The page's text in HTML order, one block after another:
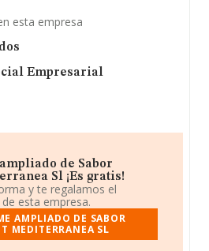
esta empresa
Empresarial
de Sabor
Sl ¡Es gratis!
y te regalamos el
esta empresa.
AMPLIADO DE SABOR
MEDITERRANEA SL